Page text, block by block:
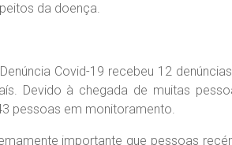
da doença.
Covid-19 recebeu 12
Devido à chegada de muitas
pessoas em monitoramento.
importante que pessoas